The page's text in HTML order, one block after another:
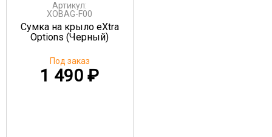
Артикул:
XOBAG-F00
Сумка на крыло eXtra
Options (Черный)
1 490₽
Под заказ